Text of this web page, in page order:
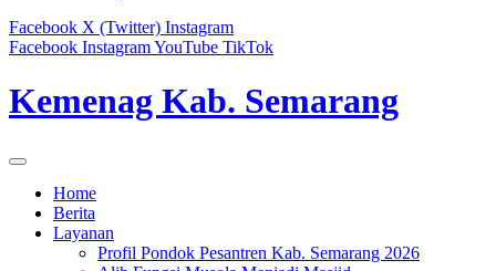
Facebook X (Twitter) Instagram
Facebook InstagramYouTube TikTok
Kemenag Kab. Semarang
Home
Berita
Layanan
Profil Pondok Pesantren Kab. Semarang 2026